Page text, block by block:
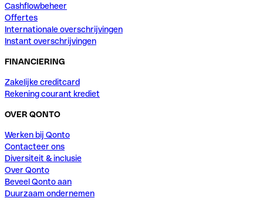
Cashflowbeheer
Offertes
Internationale overschrijvingen
Instant overschrijvingen
FINANCIERING
Zakelijke creditcard
Rekening courant krediet
OVER QONTO
Werken bij Qonto
Contacteer ons
Diversiteit & inclusie
Over Qonto
Beveel Qonto aan
Duurzaam ondernemen